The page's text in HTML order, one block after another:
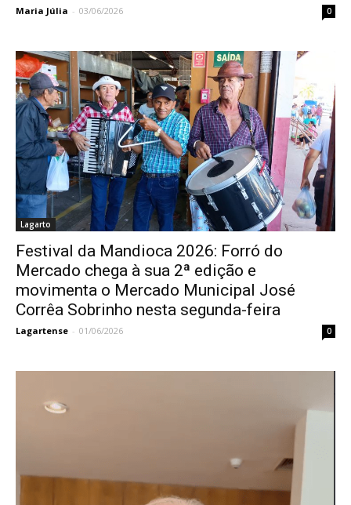
Maria Júlia - 03/06/2026 0
Lagarto
Festival da Mandioca 2026: Forró do
Mercado chega à sua 2ª edição e
movimenta o Mercado Municipal José
Corrêa Sobrinho nesta segunda-feira
Lagartense - 01/06/2026 0